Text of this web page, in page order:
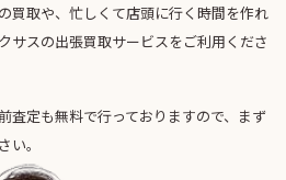
買取や、忙しくて店頭に行く時間を作れ
サスの出張買取サービスをご利用くださ
査定も無料で行っておりますので、まず
。